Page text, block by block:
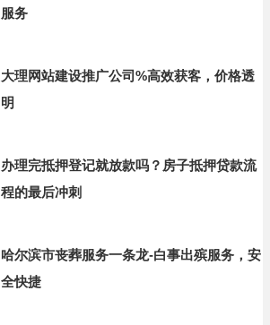
服务
大理网站建设推广公司%高效获客，价格透
明
办理完抵押登记就放款吗？房子抵押贷款流
程的最后冲刺
哈尔滨市丧葬服务一条龙-白事出殡服务，安
全快捷